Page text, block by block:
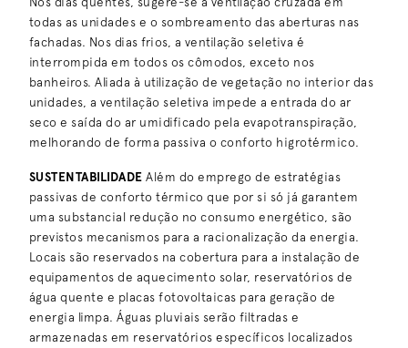
todas as unidades e o sombreamento das aberturas nas
fachadas. Nos dias frios, a ventilação seletiva é
interrompida em todos os cômodos, exceto nos
banheiros. Aliada à utilização de vegetação no interior das
unidades, a ventilação seletiva impede a entrada do ar
seco e saída do ar umidificado pela evapotranspiração,
melhorando de forma passiva o conforto higrotérmico.
SUSTENTABILIDADE Além do emprego de estratégias
passivas de conforto térmico que por si só já garantem
uma substancial redução no consumo energético, são
previstos mecanismos para a racionalização da energia.
Locais são reservados na cobertura para a instalação de
equipamentos de aquecimento solar, reservatórios de
água quente e placas fotovoltaicas para geração de
energia limpa. Águas pluviais serão filtradas e
armazenadas em reservatórios específicos localizados